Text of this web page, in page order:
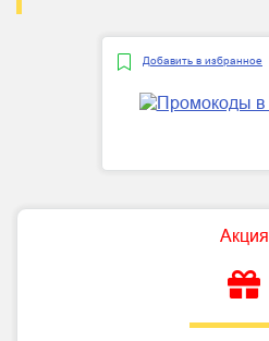
Добавить в избранное
Акция